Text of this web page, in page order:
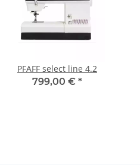
PFAFF select line 4.2
799,00 € *